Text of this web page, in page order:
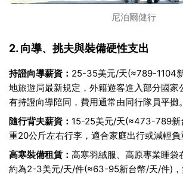
尼泊爾健行
2. 向導、挑夫與裝備硬性支出
持證向導薪資： 25-35美元/天(≈789-1104
地旅遊局最新規定，外籍遊客進入部分國家
有持證向導陪同，費用通常由同行隊員平攤。
隨行背夫薪資： 15-25美元/天(≈473-789新
重20公斤左右行李，適合家庭出行或減輕負
高寒裝備租賃： 高寒羽絨服、高原專業睡袋
約為2-3美元/天/件(≈63-95新台幣/天/件)，